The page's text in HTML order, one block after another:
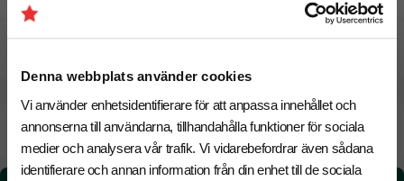
Denna webbplats använder cookies
Vi använder enhetsidentifierare för att anpassa innehållet och
annonserna till användarna, tillhandahålla funktioner för sociala
medier och analysera vår trafik. Vi vidarebefordrar även sådana
identifierare och annan information från din enhet till de sociala
19 Augusti Beräknad leveranstid: 8 arbetsdagar
Snabbare leverans? Kontakta oss.